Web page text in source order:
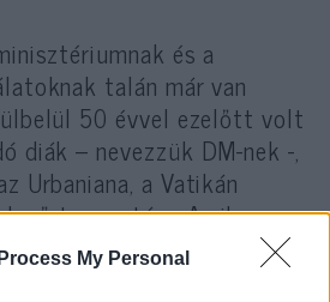
My Personal
és a
talán már van
50 évvel ezelőtt volt
diák – nevezzük DM-nek -,
Urbaniana, a Vatikán
tagozatára. Amikor
a doktori utolsó
hallgató között egyedüli